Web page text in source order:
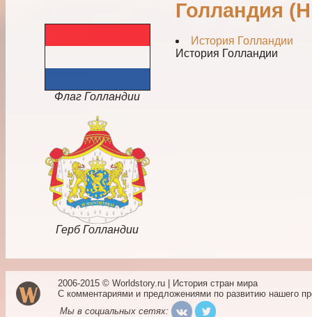
Флаг Голландии
Герб Голландии
Голландия
История Голландии
История Голландии
2006-2015 © Worldstory.ru | История стран мира
С комментариями и предложениями по развитию нашего
Мы в социальных сетях: